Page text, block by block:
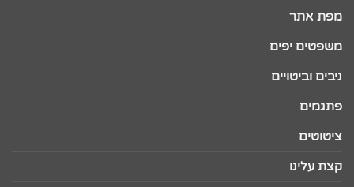
מפת אתר
משפטים יפים
ניבים וביטויים
פתגמים
ציטוטים
קצת עלינו